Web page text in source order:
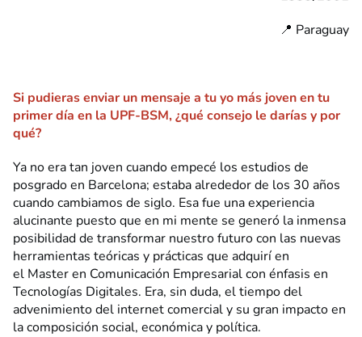
📍 Paraguay
Si pudieras enviar un mensaje a tu yo más joven en tu
primer día en la UPF-BSM, ¿qué consejo le darías y por
qué?
Ya no era tan joven cuando empecé los estudios de
posgrado en Barcelona; estaba alrededor de los 30 años
cuando cambiamos de siglo. Esa fue una experiencia
alucinante puesto que en mi mente se generó la inmensa
posibilidad de transformar nuestro futuro con las nuevas
herramientas teóricas y prácticas que adquirí en
el Master en Comunicación Empresarial con énfasis en
Tecnologías Digitales. Era, sin duda, el tiempo del
advenimiento del internet comercial y su gran impacto en
la composición social, económica y política.